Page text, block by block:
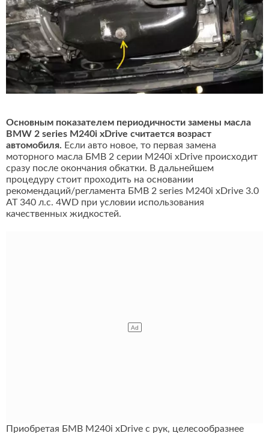
Основным показателем периодичности замены масла
BMW 2 series M240i xDrive считается возраст
автомобиля. Если авто новое, то первая замена
моторного масла БМВ 2 серии M240i xDrive происходит
сразу после окончания обкатки. В дальнейшем
процедуру стоит проходить на основании
рекомендаций/регламента БМВ 2 series M240i xDrive 3.0
AT 340 л.с. 4WD при условии использования
качественных жидкостей.
Приобретая БМВ M240i xDrive с рук, целесообразнее